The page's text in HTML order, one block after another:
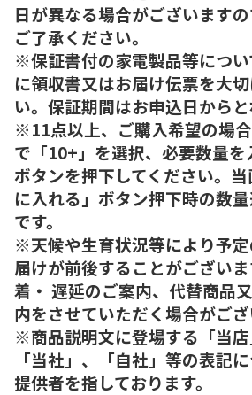
日が異なる場合がございます
ご了承ください。
※保証書付の家電製品等につ
に領収書又はお届け伝票を大
い。保証期間はお申込日からと
※11点以上、ご購入希望の場
で「10+」を選択、必要数量を
ボタンを押下してください。
に入れる」ボタン押下時の数
です。
※天候や生育状況等により予
届けが前後することがござい
着・ 遅延のご案内、代替商品
内をさせていただく場合がござ
※商品説明文に登場する「当店
「当社」、「自社」等の表記
提供者を指しております。